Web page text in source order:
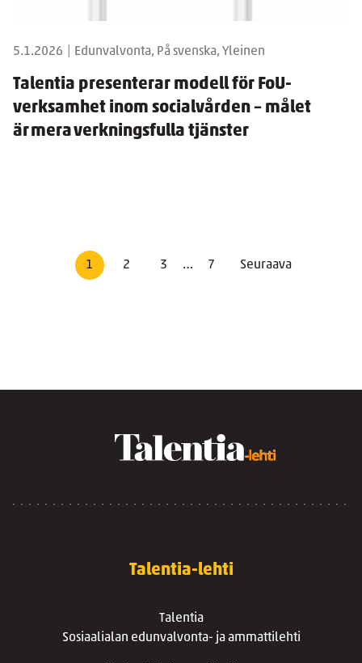
5.1.2026 Edunvalvonta, På svenska, Yleinen
Talentia presenterar modell för FoU-
verksamhet inom socialvården – målet
är mera verkningsfulla tjänster
1 2 3 … 7 Seuraava
Talentia-lehti
Talentia
Sosiaalialan edunvalvonta- ja ammattilehti